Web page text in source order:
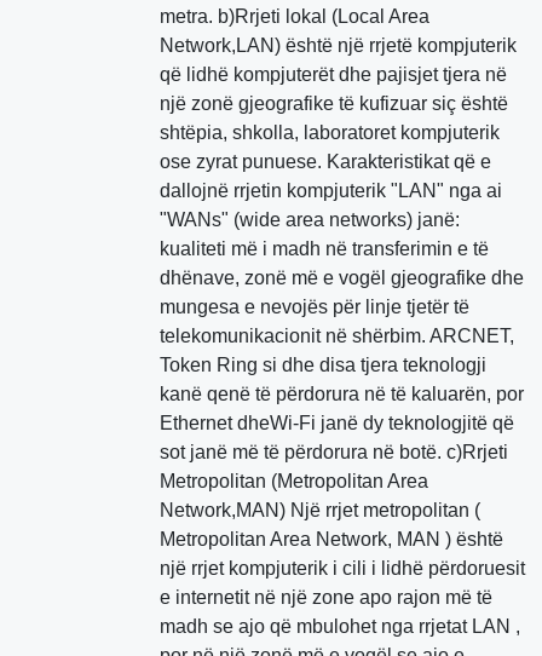
metra. b)Rrjeti lokal (Local Area
Network,LAN) është një rrjetë kompjuterik
që lidhë kompjuterët dhe pajisjet tjera në
një zonë gjeografike të kufizuar siç është
shtëpia, shkolla, laboratoret kompjuterik
ose zyrat punuese. Karakteristikat që e
dallojnë rrjetin kompjuterik "LAN" nga ai
"WANs" (wide area networks) janë:
kualiteti më i madh në transferimin e të
dhënave, zonë më e vogël gjeografike dhe
mungesa e nevojës për linje tjetër të
telekomunikacionit në shërbim. ARCNET,
Token Ring si dhe disa tjera teknologji
kanë qenë të përdorura në të kaluarën, por
Ethernet dheWi-Fi janë dy teknologjitë që
sot janë më të përdorura në botë. c)Rrjeti
Metropolitan (Metropolitan Area
Network,MAN) Një rrjet metropolitan (
Metropolitan Area Network, MAN ) është
një rrjet kompjuterik i cili i lidhë përdoruesit
e internetit në një zone apo rajon më të
madh se ajo që mbulohet nga rrjetat LAN ,